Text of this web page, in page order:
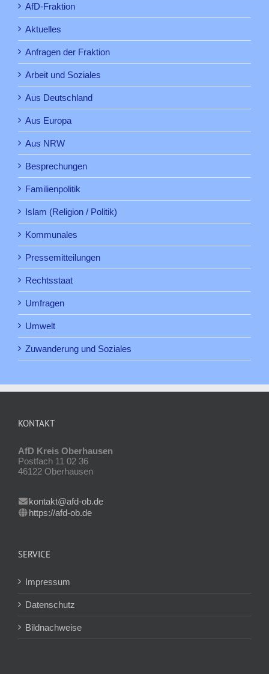
AfD-Fraktion
Aktuelles
Anfragen der Fraktion
Arbeit und Soziales
Aus Deutschland
Aus Europa
Aus NRW
Besprechungen
Familienpolitik
Islam (Religion / Politik)
Kommunales
Pressemitteilungen
Rechtsstaat
Umfragen
Umwelt
Zuwanderung und Soziales
KONTAKT
AfD Kreis Oberhausen
Postfach 11 02 36
46122 Oberhausen
kontakt@afd-ob.de
https://afd-ob.de
SERVICE
Impressum
Datenschutz
Bildnachweise